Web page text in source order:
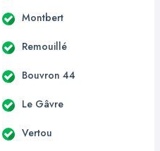
Montbert
Remouillé
Bouvron 44
Le Gâvre
Vertou